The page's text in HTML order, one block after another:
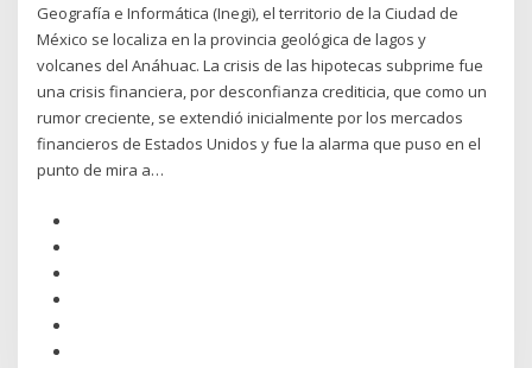
Geografía e Informática (Inegi), el territorio de la Ciudad de
México se localiza en la provincia geológica de lagos y
volcanes del Anáhuac. La crisis de las hipotecas subprime fue
una crisis financiera, por desconfianza crediticia, que como un
rumor creciente, se extendió inicialmente por los mercados
financieros de Estados Unidos y fue la alarma que puso en el
punto de mira a…